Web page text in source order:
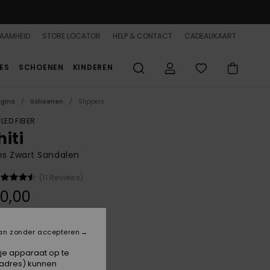
STORE LOCATOR HELP & CONTACT CADEAUKAART
SCHOENEN KINDEREN
Schoenen Slippers
FIBER
Zwart Sandalen
(11 Reviews)
pink/soft Lime
apparaat op te
kunnen
zonder accepteren